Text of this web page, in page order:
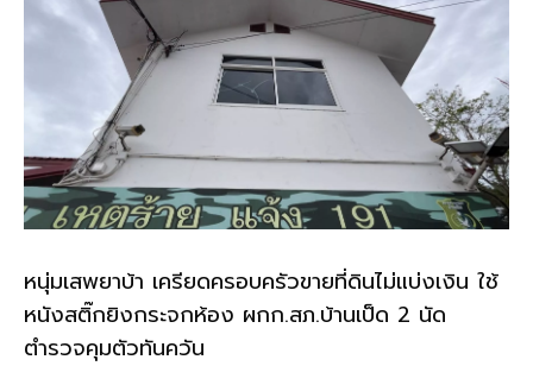
หนุ่มเสพยาบ้า เครียดครอบครัวขายที่ดินไม่แบ่งเงิน ใช้
หนังสติ๊กยิงกระจกห้อง ผกก.สภ.บ้านเป็ด 2 นัด
ตำรวจคุมตัวทันควัน